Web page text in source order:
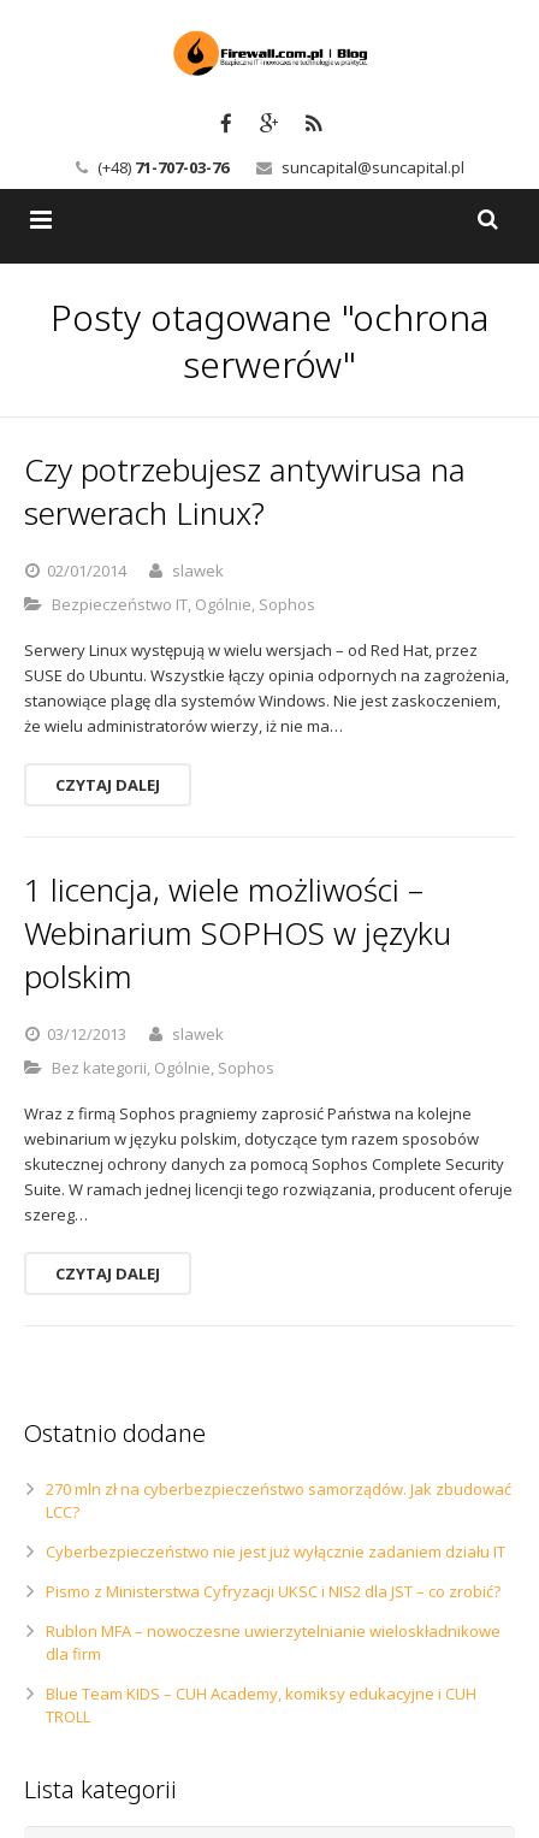
(+48) 71-707-03-76 suncapital@suncapital.pl
Backup-Solutions
Serwery pocztowe
Sophos
Usługi
Kontakt
Polityka prywatności
Posty otagowane "ochrona
serwerów"
Czy potrzebujesz antywirusa na
serwerach Linux?
02/01/2014
slawek
Bezpieczeństwo IT, Ogólnie, Sophos
Serwery Linux występują w wielu wersjach – od Red Hat, przez
SUSE do Ubuntu. Wszystkie łączy opinia odpornych na zagrożenia,
stanowiące plagę dla systemów Windows. Nie jest zaskoczeniem,
że wielu administratorów wierzy, iż nie ma…
CZYTAJ DALEJ
1 licencja, wiele możliwości –
Webinarium SOPHOS w języku
polskim
03/12/2013
slawek
Bez kategorii, Ogólnie, Sophos
Wraz z firmą Sophos pragniemy zaprosić Państwa na kolejne
webinarium w języku polskim, dotyczące tym razem sposobów
skutecznej ochrony danych za pomocą Sophos Complete Security
Suite. W ramach jednej licencji tego rozwiązania, producent oferuje
szereg…
CZYTAJ DALEJ
Ostatnio dodane
270 mln zł na cyberbezpieczeństwo samorządów. Jak zbudować
LCC?
Cyberbezpieczeństwo nie jest już wyłącznie zadaniem działu IT
Pismo z Ministerstwa Cyfryzacji UKSC i NIS2 dla JST – co zrobić?
Rublon MFA – nowoczesne uwierzytelnianie wieloskładnikowe
dla firm
Blue Team KIDS – CUH Academy, komiksy edukacyjne i CUH
TROLL
Lista kategorii